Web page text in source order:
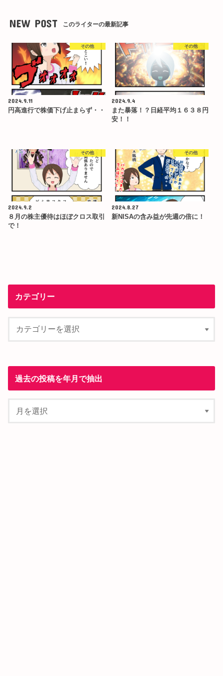
NEW POST このライターの最新記事
その他
2024.9.11
円高進行で株価下げ止まらず・・
その他
2024.9.4
また暴落！？日経平均１６３８円
安！！
その他
2024.9.2
８月の株主優待はほぼクロス取引
で！
その他
2024.8.27
新NISAの含み益が先週の倍に！
カテゴリー
過去の投稿を年月で抽出